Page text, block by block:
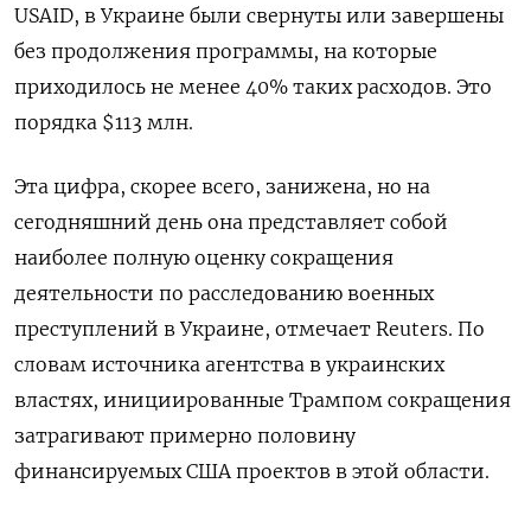
USAID, в Украине были свернуты или завершены
без продолжения программы, на которые
приходилось не менее 40% таких расходов. Это
порядка $113 млн.
Эта цифра, скорее всего, занижена, но на
сегодняшний день она представляет собой
наиболее полную оценку сокращения
деятельности по расследованию военных
преступлений в Украине, отмечает Reuters. По
словам источника агентства в украинских
властях, инициированные Трампом сокращения
затрагивают примерно половину
финансируемых США проектов в этой области.